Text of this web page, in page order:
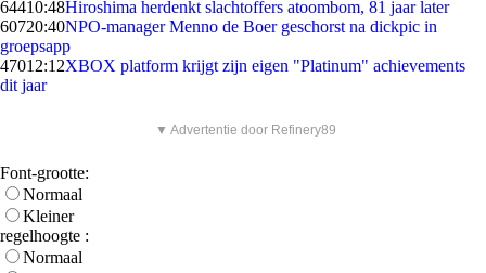
64410:48Hiroshima herdenkt slachtoffers atoombom, 81 jaar later
60720:40NPO-manager Menno de Boer geschorst na dickpic in
groepsapp
47012:12XBOX platform krijgt zijn eigen "Platinum" achievements
dit jaar
▼ Advertentie door Refinery89
Font-grootte:
Normaal
Kleiner
regelhoogte :
Normaal